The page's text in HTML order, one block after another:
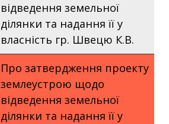
відведення земельної
ділянки та надання її у
власність гр. Швецю К.В.
Про затвердження проекту
землеустрою щодо
відведення земельної
ділянки та надання її у